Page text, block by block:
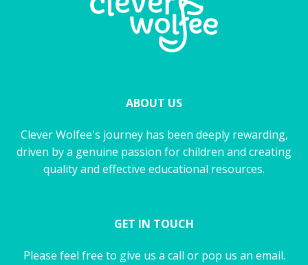
ABOUT US
Clever Wolfee's journey has been deeply rewarding,
driven by a genuine passion for children and creating
quality and effective educational resources.
GET IN TOUCH
Please feel free to give us a call or pop us an email.